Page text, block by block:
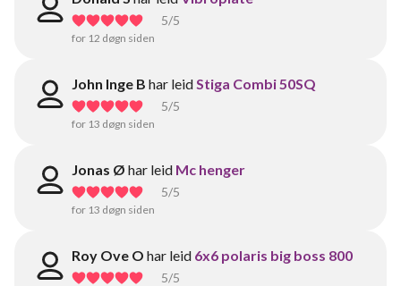
5/5
for 12 døgn siden
John Inge B har leidStiga Combi 50SQ
5/5
for 13 døgn siden
Jonas Ø har leid Mc henger
5/5
for 13 døgn siden
Roy Ove O har leid 6x6 polaris big boss 800
5/5